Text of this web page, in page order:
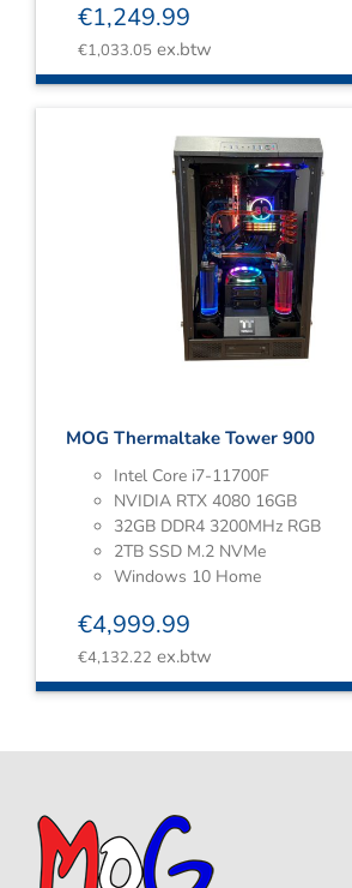
€1,249.99
€1,033.05 ex.btw
MOG Thermaltake Tower 900
Intel Core i7-11700F
NVIDIA RTX 4080 16GB
32GB DDR4 3200MHz RGB
2TB SSD M.2 NVMe
Windows 10 Home
€4,999.99
€4,132.22 ex.btw